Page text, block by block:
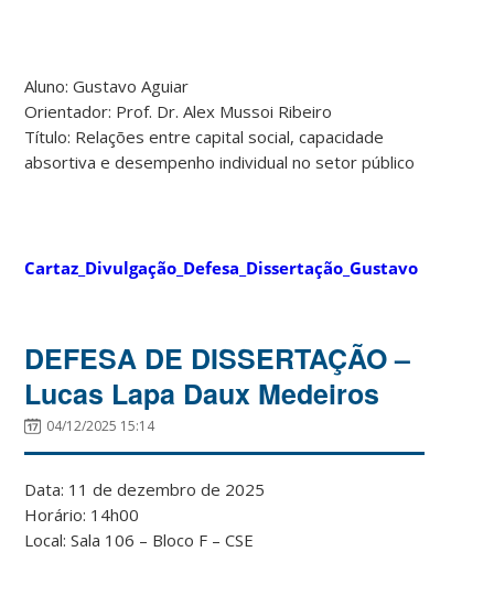
Aluno: Gustavo Aguiar
Orientador: Prof. Dr. Alex Mussoi Ribeiro
Título: Relações entre capital social, capacidade
absortiva e desempenho individual no setor público
Cartaz_Divulgação_Defesa_Dissertação_Gustavo
DEFESA DE DISSERTAÇÃO –
Lucas Lapa Daux Medeiros
04/12/2025 15:14
Data: 11 de dezembro de 2025
Horário: 14h00
Local: Sala 106 – Bloco F – CSE